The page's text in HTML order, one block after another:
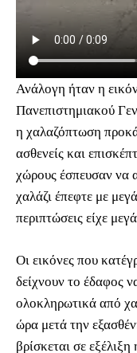
Ανάλογη ήταν η
Πανεπιστημιακού
η χαλαζόπτωση
ασθενείς και
χώρους έσπευσαν να
χαλάζι έπεφτε με
περιπτώσεις είχε
Οι εικόνες που
δείχνουν το έδαφος
ολοκληρωτικά από
ώρα μετά την
βρίσκεται σε